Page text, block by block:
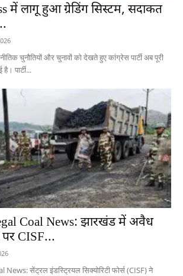
में लागू हुआ ग्रेडिंग सिस्टम, सदाकत
चुनौतियों और चुनावों को देखते हुए कांग्रेस पार्टी अब पूरी
पार्टी...
Coal News: झारखंड में अवैध
पर CISF...
सेंट्रल इंडस्ट्रियल सिक्योरिटी फोर्स (CISF) ने